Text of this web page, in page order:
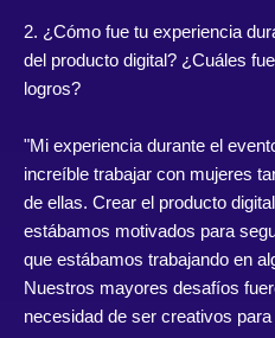
2. ¿Cómo fue tu experiencia
del producto digital? ¿Cuáles
logros?
"Mi experiencia durante el
increíble trabajar con mujeres
de ellas. Crear el producto
estábamos motivados para
que estábamos trabajando en
Nuestros mayores desafíos
necesidad de ser creativos